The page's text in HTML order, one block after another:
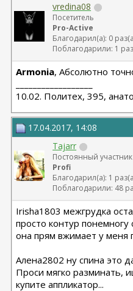
vredina08
Посетитель
Pro-Active
Благодарил(а): 0
Поблагодарили: 1
Armonia, Абсолютно
10.02. Политех, 395,
17.04.2017, 14:08
Tajarr
Постоянный участник
Profi
Благодарил(а): 1
Поблагодарили: 48
Irisha1803 межгрудка
просто контур понемногу
она прям вжимает у меня
Алена2802 ну спина это
Проси мягко разминать,
купите аппликатор...